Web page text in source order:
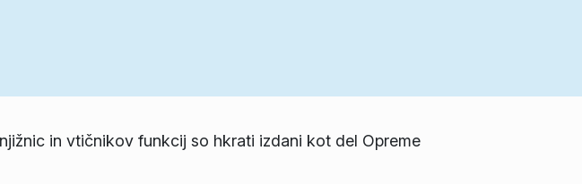
in vtičnikov funkcij so hkrati izdani kot del Opreme